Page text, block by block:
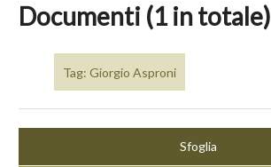
Documenti (1 in totale)
Tag: Giorgio Asproni
Sfoglia